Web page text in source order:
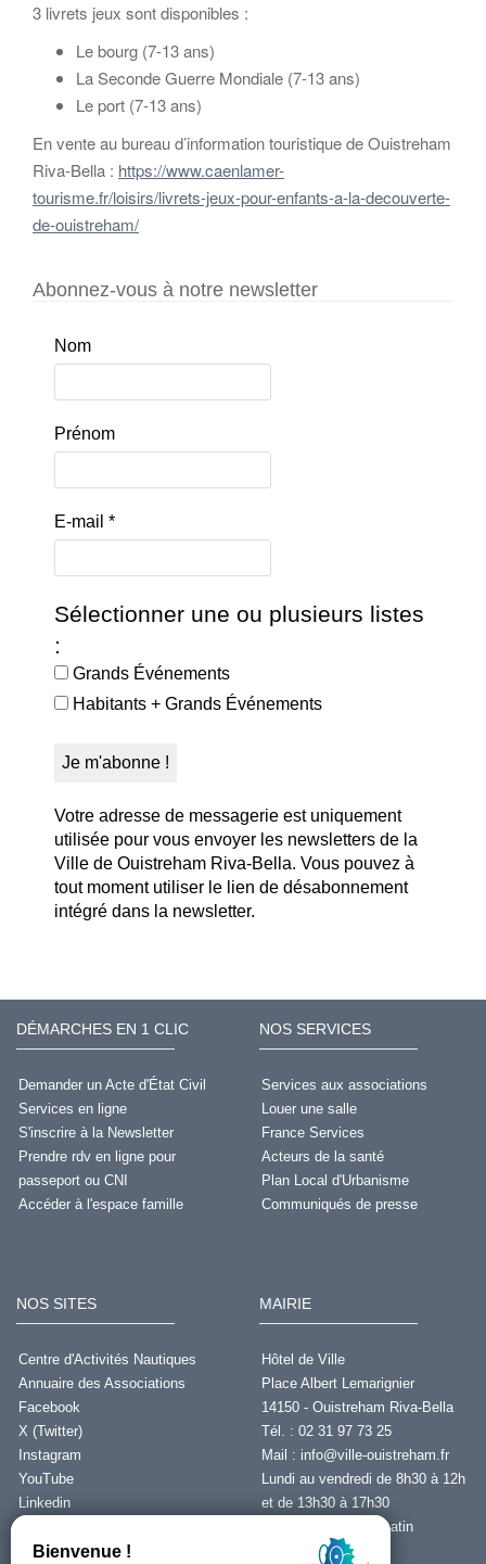
3 livrets jeux sont disponibles :
Le bourg (7-13 ans)
La Seconde Guerre Mondiale (7-13 ans)
Le port (7-13 ans)
En vente au bureau d’information touristique de Ouistreham
Riva-Bella : https://www.caenlamer-
tourisme.fr/loisirs/livrets-jeux-pour-enfants-a-la-decouverte-
de-ouistreham/
Abonnez-vous à notre newsletter
Nom
Prénom
E-mail *
Sélectionner une ou plusieurs listes
:
Grands Événements
Habitants + Grands Événements
Votre adresse de messagerie est uniquement
utilisée pour vous envoyer les newsletters de la
Ville de Ouistreham Riva-Bella. Vous pouvez à
tout moment utiliser le lien de désabonnement
intégré dans la newsletter.
DÉMARCHES EN 1 CLIC
Demander un Acte d'État Civil
Services en ligne
S'inscrire à la Newsletter
Prendre rdv en ligne pour
passeport ou CNI
Accéder à l'espace famille
NOS SERVICES
Services aux associations
Louer une salle
France Services
Acteurs de la santé
Plan Local d'Urbanisme
Communiqués de presse
NOS SITES
Centre d'Activités Nautiques
Annuaire des Associations
Facebook
X (Twitter)
Instagram
YouTube
Linkedin
MAIRIE
Hôtel de Ville
Place Albert Lemarignier
14150 - Ouistreham Riva-Bella
Tél. : 02 31 97 73 25
Mail : info@ville-ouistreham.fr
Lundi au vendredi de 8h30 à 12h
et de 13h30 à 17h30
Fermeture le jeudi matin
Nous contacter